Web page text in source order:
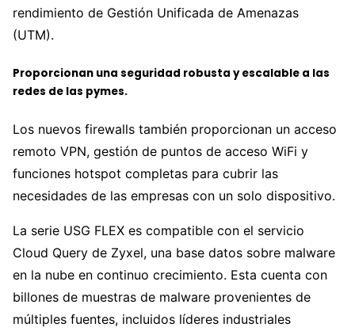
rendimiento de Gestión Unificada de Amenazas
(UTM).
Proporcionan una seguridad robusta y escalable a las
redes de las pymes.
Los nuevos firewalls también proporcionan un acceso
remoto VPN, gestión de puntos de acceso WiFi y
funciones hotspot completas para cubrir las
necesidades de las empresas con un solo dispositivo.
La serie USG FLEX es compatible con el servicio
Cloud Query de Zyxel, una base datos sobre malware
en la nube en continuo crecimiento. Esta cuenta con
billones de muestras de malware provenientes de
múltiples fuentes, incluidos líderes industriales